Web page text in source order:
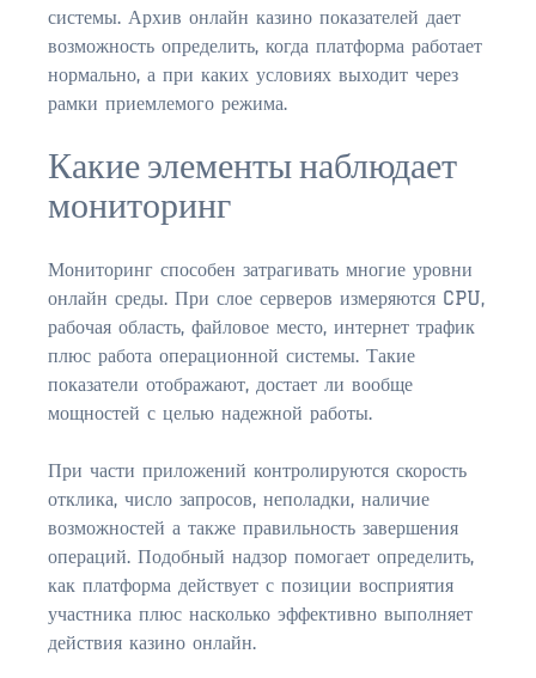
$2,000,000 and up
PONTE VEDRA BEACH
$150,000 and down
$150,000 – $350,000
$350,000 – $500,000
$500,000 – $750,000
$750,000 – $1,000,000
$1,000,000 – $2,000,000
$2,000,000 and up
AMELIA ISLAND
$150,000 and down
$150,000 – $350,000
$350,000 – $500,000
$500,000 – $750,000
системы. Архив онлайн казино показателей дает
возможность определить, когда платформа работает
нормально, а при каких условиях выходит через
рамки приемлемого режима.
Какие элементы наблюдает
мониторинг
Мониторинг способен затрагивать многие уровни
онлайн среды. При слое серверов измеряются CPU,
рабочая область, файловое место, интернет трафик
плюс работа операционной системы. Такие
показатели отображают, достает ли вообще
мощностей с целью надежной работы.
При части приложений контролируются скорость
отклика, число запросов, неполадки, наличие
возможностей а также правильность завершения
операций. Подобный надзор помогает определить,
как платформа действует с позиции восприятия
участника плюс насколько эффективно выполняет
действия казино онлайн.